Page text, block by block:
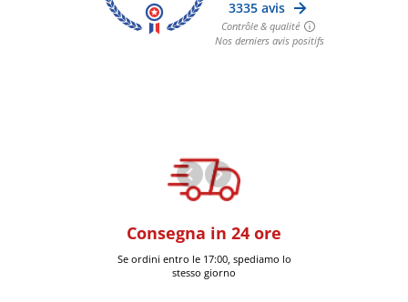
Consegna in 24 ore
Se ordini entro le 17:00, spediamo lo
stesso giorno